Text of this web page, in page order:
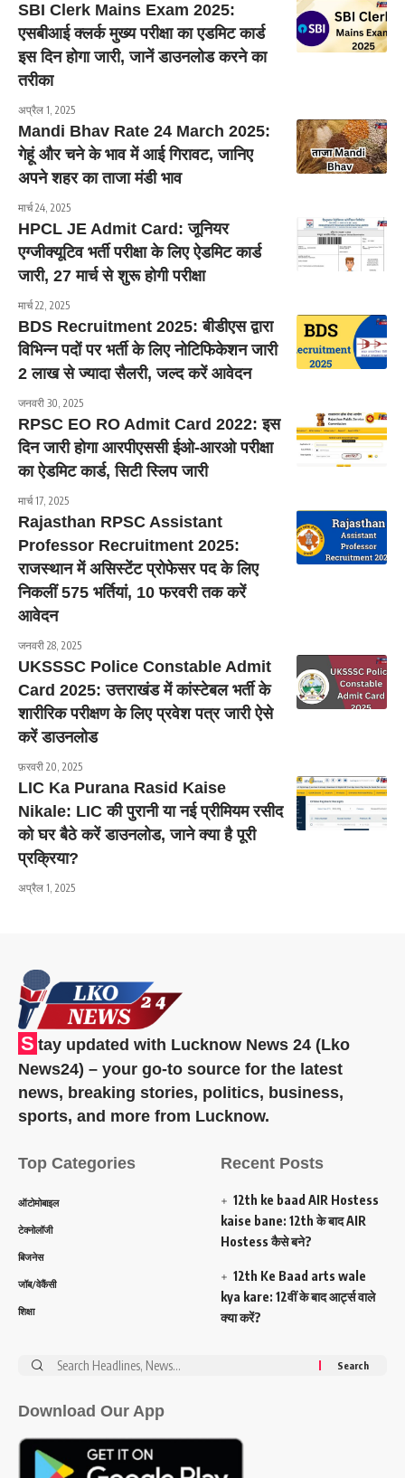
SBI Clerk Mains Exam 2025:
एसबीआई क्लर्क मुख्य परीक्षा का एडमिट कार्ड
इस दिन होगा जारी, जानें डाउनलोड करने का
तरीका
अप्रैल 1, 2025
Mandi Bhav Rate 24 March 2025:
गेहूं और चने के भाव में आई गिरावट, जानिए
अपने शहर का ताजा मंडी भाव
मार्च 24, 2025
HPCL JE Admit Card: जूनियर
एग्जीक्यूटिव भर्ती परीक्षा के लिए ऐडमिट कार्ड
जारी, 27 मार्च से शुरू होगी परीक्षा
मार्च 22, 2025
BDS Recruitment 2025: बीडीएस द्वारा
विभिन्न पदों पर भर्ती के लिए नोटिफिकेशन जारी
2 लाख से ज्यादा सैलरी, जल्द करें आवेदन
जनवरी 30, 2025
RPSC EO RO Admit Card 2022: इस
दिन जारी होगा आरपीएससी ईओ-आरओ परीक्षा
का ऐडमिट कार्ड, सिटी स्लिप जारी
मार्च 17, 2025
Rajasthan RPSC Assistant
Professor Recruitment 2025:
राजस्थान में असिस्टेंट प्रोफेसर पद के लिए
निकलीं 575 भर्तियां, 10 फरवरी तक करें
आवेदन
जनवरी 28, 2025
UKSSSC Police Constable Admit
Card 2025: उत्तराखंड में कांस्टेबल भर्ती के
शारीरिक परीक्षण के लिए प्रवेश पत्र जारी ऐसे
करें डाउनलोड
फ़रवरी 20, 2025
LIC Ka Purana Rasid Kaise
Nikale: LIC की पुरानी या नई प्रीमियम रसीद
को घर बैठे करें डाउनलोड, जाने क्या है पूरी
प्रक्रिया?
अप्रैल 1, 2025
S tay updated with Lucknow News 24 (Lko
News24) – your go-to source for the latest
news, breaking stories, politics, business,
sports, and more from Lucknow.
Top Categories
ऑटोमोबाइल
टेक्नोलॉजी
बिजनेस
जॉब/वेकैंसी
शिक्षा
Recent Posts
12th ke baad AIR Hostess
kaise bane: 12th के बाद AIR
Hostess कैसे बने?
12th Ke Baad arts wale
kya kare: 12वीं के बाद आर्ट्स वाले
क्या करें?
Search
Download Our App